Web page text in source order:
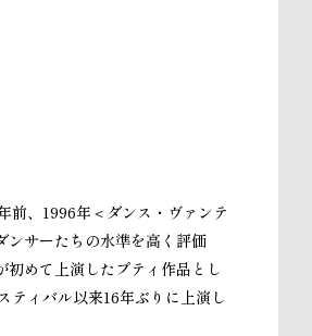
前、1996年＜ダンス・ヴァンテ
サーたちの水準を高く評価
めて上演したプティ作品とし
ティバル以来16年ぶりに上演し